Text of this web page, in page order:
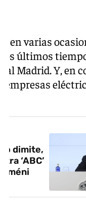
en varias
los últimos
Madrid. Y, en
empresas
dimite,
‘ABC’